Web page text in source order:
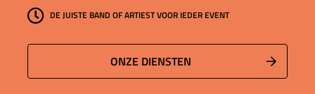
DE JUISTE BAND OF ARTIEST VOOR IEDER EVENT
ONZE DIENSTEN